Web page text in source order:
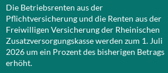
Die Betriebsrenten aus der
Pflichtversicherung und die Renten aus der
Freiwilligen Versicherung der Rheinischen
Zusatzversorgungskasse werden zum 1. Juli
2026 um ein Prozent des bisherigen Betrags
erhöht.